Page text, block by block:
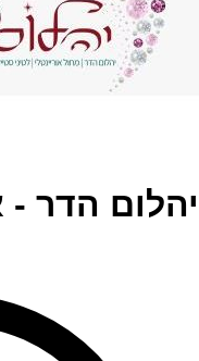
יהלום הדר -